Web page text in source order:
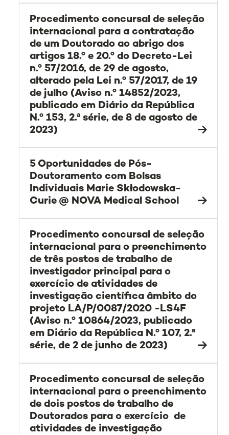
Procedimento concursal de seleção
internacional para a contratação
de um Doutorado ao abrigo dos
artigos 18.º e 20.º do Decreto-Lei
n.º 57/2016, de 29 de agosto,
alterado pela Lei n.º 57/2017, de 19
de julho (Aviso n.º 14852/2023,
publicado em Diário da República
N.º 153, 2.ª série, de 8 de agosto de
2023)
5 Oportunidades de Pós-
Doutoramento com Bolsas
Individuais Marie Skłodowska-
Curie @ NOVA Medical School
Procedimento concursal de seleção
internacional para o preenchimento
de três postos de trabalho de
investigador principal para o
exercício de atividades de
investigação científica âmbito do
projeto LA/P/0087/2020 -LS4F
(Aviso n.º 10864/2023, publicado
em Diário da República N.º 107, 2.ª
série, de 2 de junho de 2023)
Procedimento concursal de seleção
internacional para o preenchimento
de dois postos de trabalho de
Doutorados para o exercício de
atividades de investigação